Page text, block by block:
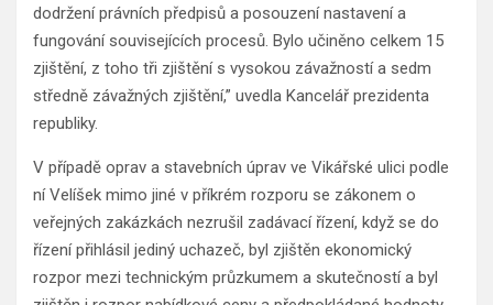
dodržení právních předpisů a posouzení nastavení a
fungování souvisejících procesů. Bylo učiněno celkem 15
zjištění, z toho tři zjištění s vysokou závažností a sedm
středně závažných zjištění,” uvedla Kancelář prezidenta
republiky.
V případě oprav a stavebních úprav ve Vikářské ulici podle
ní Velíšek mimo jiné v příkrém rozporu se zákonem o
veřejných zakázkách nezrušil zadávací řízení, když se do
řízení přihlásil jediný uchazeč, byl zjištěn ekonomický
rozpor mezi technickým průzkumem a skutečností a byl